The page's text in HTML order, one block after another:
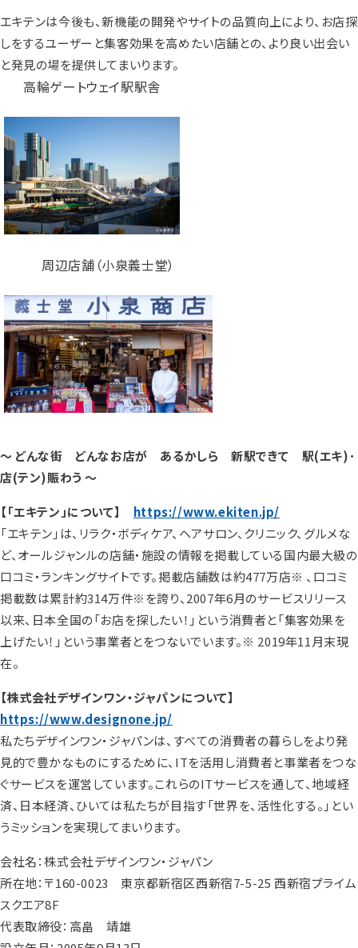
エキテンは今後も、新機能の開発やサイトの品質向上により、お店探
しをするユーザーと集客効果を高めたい店舗との、より良い出会い
と発見の場を提供してまいります。
高輪ゲートウェイ駅駅舎
周辺店舗（小泉義士堂）
～ どんな街 どんなお店が あるかしら 新駅できて 駅(エキ)･
店(テン)賑わう ～
【「エキテン」について】 https://www.ekiten.jp/
「エキテン」は、リラク・ボディケア、ヘアサロン、クリニック、グルメな
ど、オールジャンルの店舗・施設の情報を掲載している国内最大級の
口コミ・ランキングサイトです。掲載店舗数は約477万店※ 、口コミ
掲載数は累計約314万件※を誇り、2007年6月のサービスリリース
以来、日本全国の「お店を探したい！」という消費者と「集客効果を
上げたい！」という事業者とをつないでいます。※ 2019年11月末現
在。
【株式会社デザインワン・ジャパンについて】
https://www.designone.jp/
私たちデザインワン・ジャパンは、すべての消費者の暮らしをより発
見的で豊かなものにするために、ITを活用し消費者と事業者をつな
ぐサービスを運営しています。これらのITサービスを通して、地域経
済、日本経済、ひいては私たちが目指す「世界を、活性化する。」とい
うミッションを実現してまいります。
会社名：株式会社デザインワン・ジャパン
所在地：〒160-0023 東京都新宿区西新宿7-5-25 西新宿プライム
スクエア8F
代表取締役：高畠 靖雄